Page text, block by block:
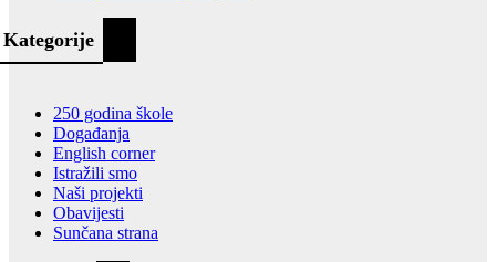
Kategorije
250 godina škole
Događanja
English corner
Istražili smo
Naši projekti
Obavijesti
Sunčana strana